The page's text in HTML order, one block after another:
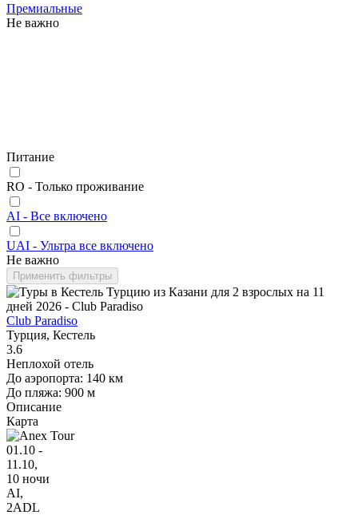
Премиальные
Не важно
Питание
RO - Только проживание
AI - Все включено
UAI - Ультра все включено
Не важно
Применить фильтры
Club Paradiso
Турция, Кестель
3.6
Неплохой отель
До аэропорта: 140 км
До пляжа: 900 м
Описание
Карта
01.10 -
11.10,
10 ночи
AI,
2ADL